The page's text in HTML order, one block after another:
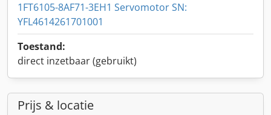
1FT6105-8AF71-3EH1 Servomotor SN:
YFL4614261701001
Toestand:
direct inzetbaar (gebruikt)
Prijs & locatie